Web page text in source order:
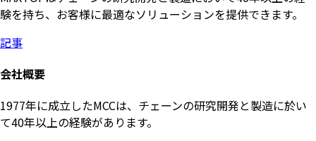
験を持ち、お客様に最適なソリューションを提供できます。
記事
会社概要
1977年に成立したMCCは、チェーンの研究開発と製造に於い
て40年以上の経験があります。